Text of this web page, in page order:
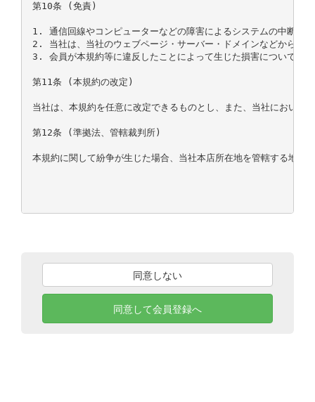
第10条 (免責)
1. 通信回線やコンピューターなどの障害によるシステムの中断・
2. 当社は、当社のウェブページ・サーバー・ドメインなどから送
3. 会員が本規約等に違反したことによって生じた損害については
第11条 (本規約の改定)
当社は、本規約を任意に改定できるものとし、また、当社におい
第12条 (準拠法、管轄裁判所)
本規約に関して紛争が生じた場合、当社本店所在地を管轄する地方
同意しない
同意して会員登録へ